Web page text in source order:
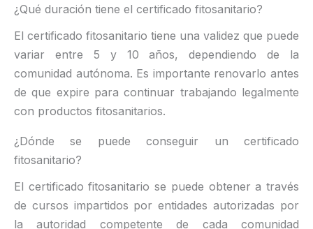
¿Qué duración tiene el certificado fitosanitario?
El certificado fitosanitario tiene una validez que puede
variar entre 5 y 10 años, dependiendo de la
comunidad autónoma. Es importante renovarlo antes
de que expire para continuar trabajando legalmente
con productos fitosanitarios.
¿Dónde se puede conseguir un certificado
fitosanitario?
El certificado fitosanitario se puede obtener a través
de cursos impartidos por entidades autorizadas por
la autoridad competente de cada comunidad